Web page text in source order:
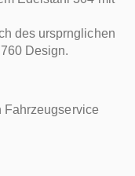
des ursprnglichen
Design.
Fahrzeugservice